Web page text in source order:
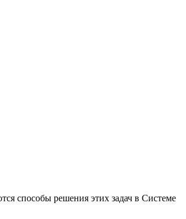
способы решения этих задач в Системе